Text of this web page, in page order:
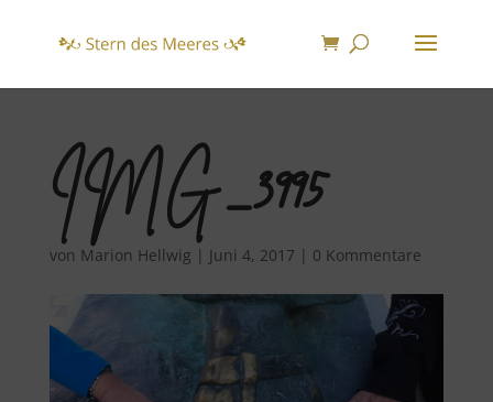
IMG_3995
von Marion Hellwig | Juni 4, 2017 | 0 Kommentare